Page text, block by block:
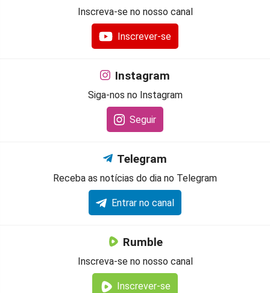
Inscreva-se no nosso canal
Inscrever-se
Instagram
Siga-nos no Instagram
Seguir
Telegram
Receba as notícias do dia no Telegram
Entrar no canal
Rumble
Inscreva-se no nosso canal
Inscrever-se